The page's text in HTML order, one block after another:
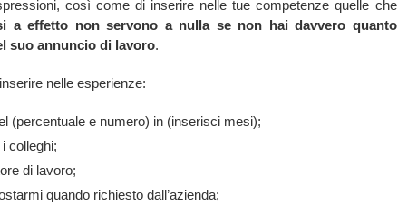
così come di inserire nelle tue competenze quelle che
a effetto non servono a nulla se non hai davvero quanto
suo annuncio di lavoro.
nelle esperienze:
(percentuale e numero) in (inserisci mesi);
colleghi;
di lavoro;
quando richiesto dall’azienda;